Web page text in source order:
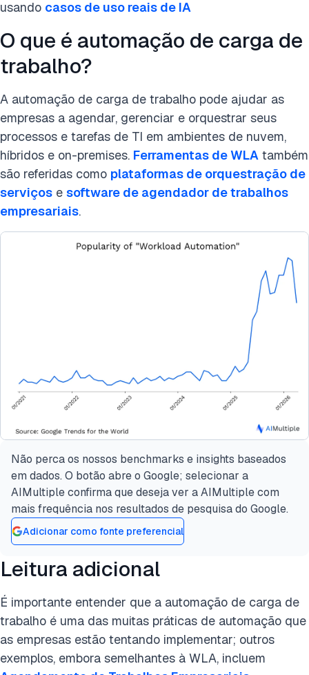
usando casos de uso reais de IA
O que é automação de carga de
trabalho?
A automação de carga de trabalho pode ajudar as
empresas a agendar, gerenciar e orquestrar seus
processos e tarefas de TI em ambientes de nuvem,
híbridos e on-premises. Ferramentas de WLA também
são referidas como plataformas de orquestração de
serviços e software de agendador de trabalhos
empresariais.
Não perca os nossos benchmarks e insights baseados
em dados. O botão abre o Google; selecionar a
AIMultiple confirma que deseja ver a AIMultiple com
mais frequência nos resultados de pesquisa do Google.
Adicionar como fonte preferencial
Leitura adicional
É importante entender que a automação de carga de
trabalho é uma das muitas práticas de automação que
as empresas estão tentando implementar; outros
exemplos, embora semelhantes à WLA, incluem